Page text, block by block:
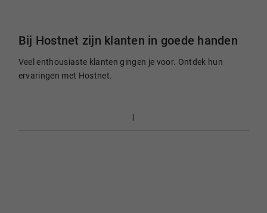
Bij Hostnet zijn klanten in goede handen
Veel enthousiaste klanten gingen je voor. Ontdek hun
ervaringen met Hostnet.